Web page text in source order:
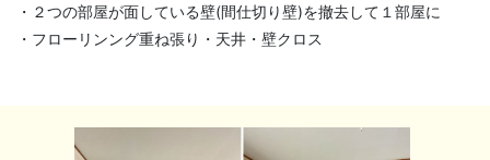
・２つの部屋が面している壁(間仕切り壁)を撤去して１部屋に
・フローリンング重ね張り・天井・壁クロス